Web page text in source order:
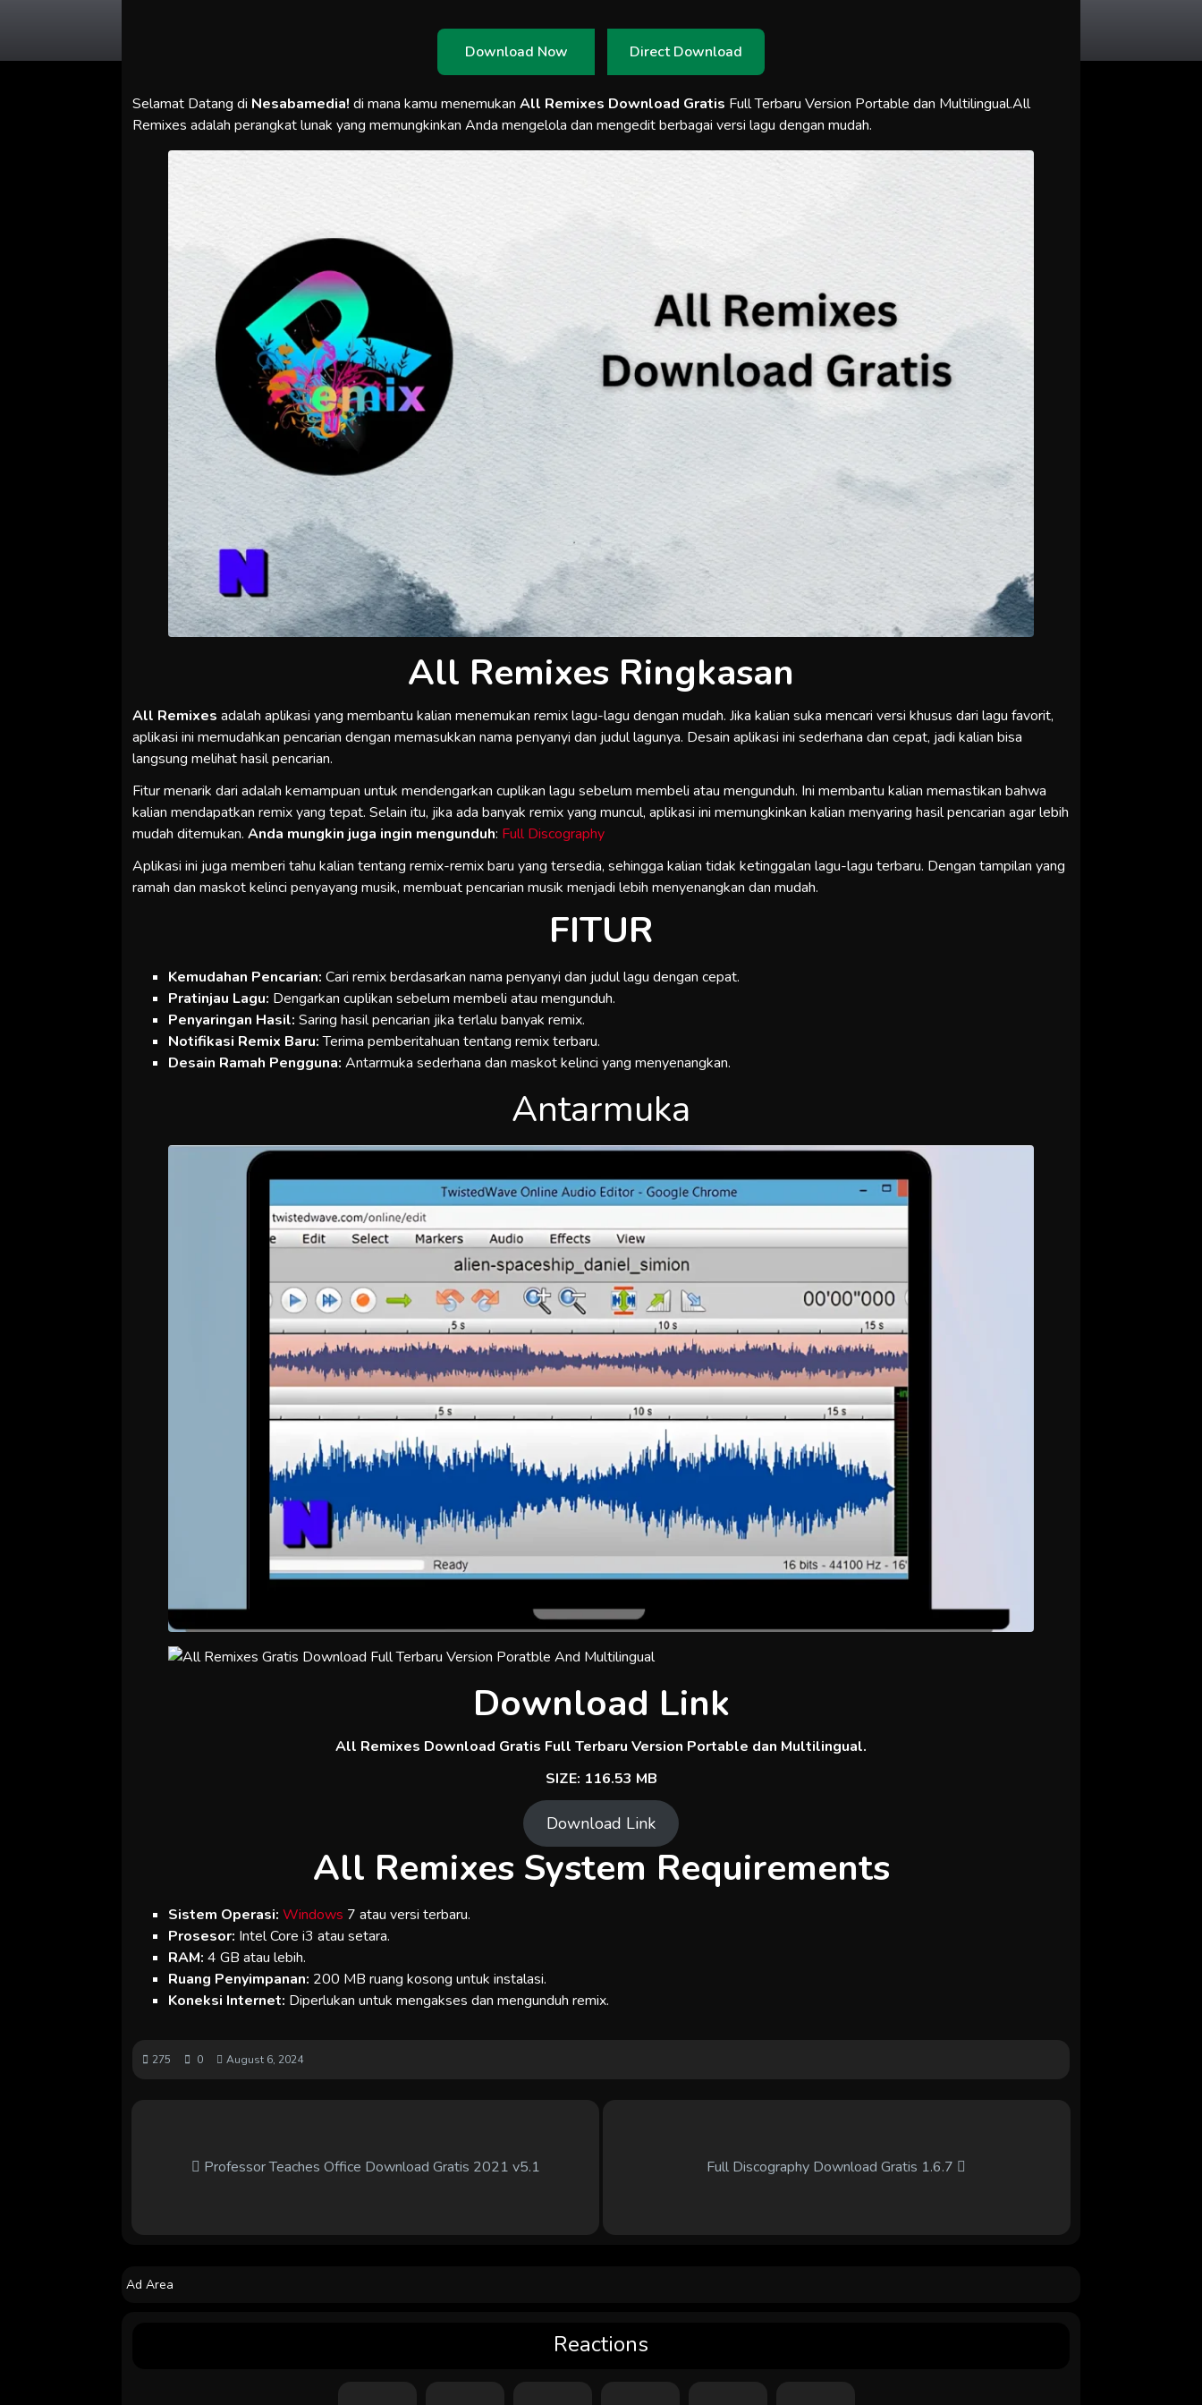
Download Now Direct Download
Selamat Datang di Nesabamedia!di mana kamu menemukanAll Remixes Download Gratis Full Terbaru Version Portable dan Multilingual.All
Remixes adalah perangkat lunak yang memungkinkan Anda mengelola dan mengedit berbagai versi lagu dengan mudah.
All Remixes Ringkasan
All Remixes adalah aplikasi yang membantu kalian menemukan remix lagu-lagu dengan mudah. Jika kalian suka mencari versi khusus dari lagu favorit,
aplikasi ini memudahkan pencarian dengan memasukkan nama penyanyi dan judul lagunya. Desain aplikasi ini sederhana dan cepat, jadi kalian bisa
langsung melihat hasil pencarian.
Fitur menarik dari adalah kemampuan untuk mendengarkan cuplikan lagu sebelum membeli atau mengunduh. Ini membantu kalian memastikan bahwa
kalian mendapatkan remix yang tepat. Selain itu, jika ada banyak remix yang muncul, aplikasi ini memungkinkan kalian menyaring hasil pencarian agar lebih
mudah ditemukan.Anda mungkin juga ingin mengunduh: Full Discography
Aplikasi ini juga memberi tahu kalian tentang remix-remix baru yang tersedia, sehingga kalian tidak ketinggalan lagu-lagu terbaru. Dengan tampilan yang
ramah dan maskot kelinci penyayang musik, membuat pencarian musik menjadi lebih menyenangkan dan mudah.
FITUR
Kemudahan Pencarian: Cari remix berdasarkan nama penyanyi dan judul lagu dengan cepat.
Pratinjau Lagu: Dengarkan cuplikan sebelum membeli atau mengunduh.
Penyaringan Hasil: Saring hasil pencarian jika terlalu banyak remix.
Notifikasi Remix Baru:Terima pemberitahuan tentang remix terbaru.
Desain Ramah Pengguna: Antarmuka sederhana dan maskot kelinci yang menyenangkan.
Antarmuka
Download Link
All Remixes Download Gratis Full Terbaru Version Portable dan Multilingual.
SIZE: 116.53 MB
Download Link
All Remixes System Requirements
Sistem Operasi: Windows 7 atau versi terbaru.
Prosesor: Intel Core i3 atau setara.
RAM: 4 GB atau lebih.
Ruang Penyimpanan: 200 MB ruang kosong untuk instalasi.
Koneksi Internet: Diperlukan untuk mengakses dan mengunduh remix.
275 0 August 6, 2024
Professor Teaches Office Download Gratis 2021 v5.1 Full Discography Download Gratis 1.6.7
Ad Area
Reactions